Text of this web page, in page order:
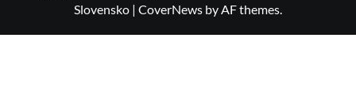
Slovensko | CoverNews by AF themes.